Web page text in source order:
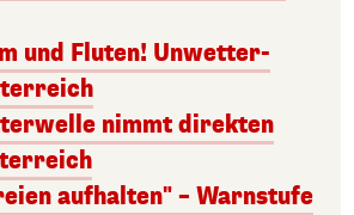
und Fluten! Unwetter-
nimmt direkten
aufhalten" – Warnstufe